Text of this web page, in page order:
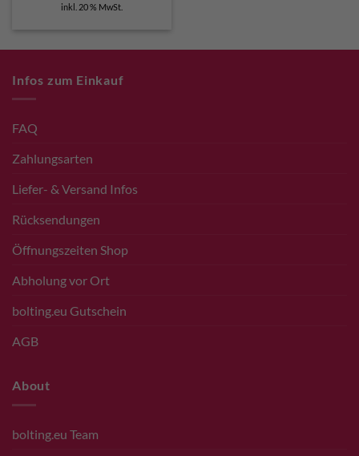
inkl. 20 % MwSt.
Infos zum Einkauf
FAQ
Zahlungsarten
Liefer- & Versand Infos
Rücksendungen
Öffnungszeiten Shop
Abholung vor Ort
bolting.eu Gutschein
AGB
About
bolting.eu Team